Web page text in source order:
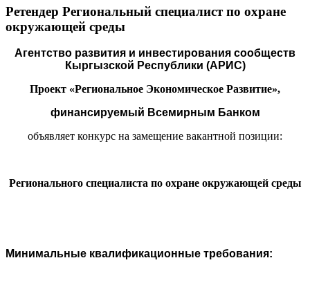
Ретендер Региональный специалист по охране
окружающей среды
Агентство развития и инвестирования сообществ
Кыргызской Республики (АРИС)
Проект «Региональное Экономическое Развитие»,
финансируемый Всемирным Банком
объявляет конкурс на замещение вакантной позиции:
Регионального специалиста по охране окружающей среды
Минимальные квалификационные требования: